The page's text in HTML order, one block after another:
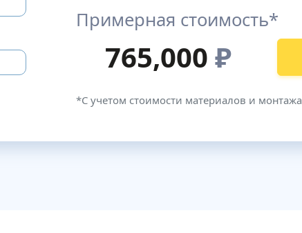
Примерная стоимость*
765,000 ₽
*С учетом стоимости материалов и монтажа